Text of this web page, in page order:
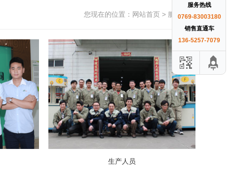
您现在的位置： 网站首页 > 服务团队
生产人员
服务热线
0769-83003180
销售直通车
136-5257-7079